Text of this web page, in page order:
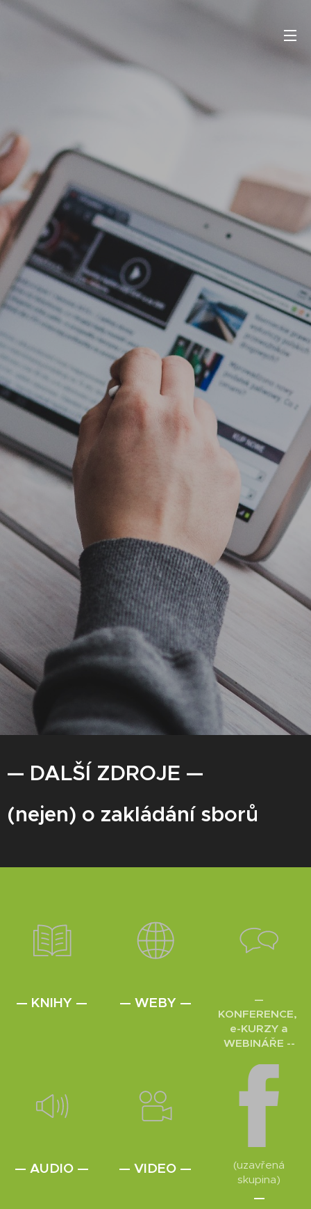
— DALŠÍ ZDROJE —
(nejen) o zakládání sborů
— KNIHY — — WEBY —
—
KONFERENCE,
e-KURZY a
WEBINÁŘE --
— AUDIO — — VIDEO —
(uzavřená
skupina)
—